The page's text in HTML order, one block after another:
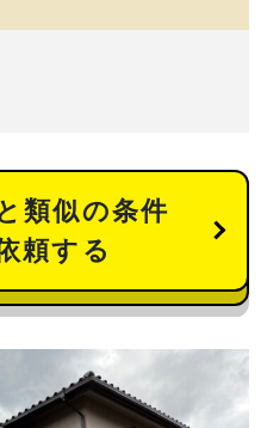
類似の条件
頼する